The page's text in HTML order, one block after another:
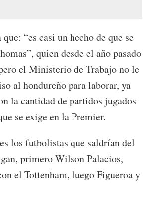
“es casi un hecho de que se
quien desde el año pasado
el Ministerio de Trabajo no le
al hondureño para laborar, ya
la cantidad de partidos jugados
se exige en la Premier.
los futbolistas que saldrían del
primero Wilson Palacios,
el Tottenham, luego Figueroa y